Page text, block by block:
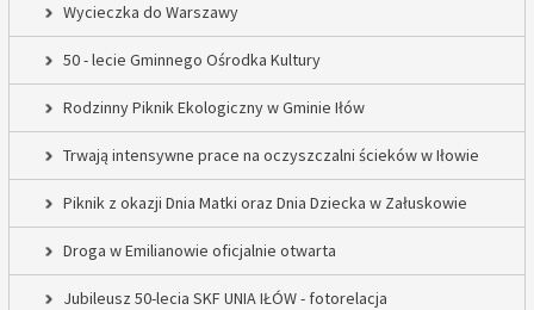
Wycieczka do Warszawy
50 - lecie Gminnego Ośrodka Kultury
Rodzinny Piknik Ekologiczny w Gminie Iłów
Trwają intensywne prace na oczyszczalni ścieków w Iłowie
Piknik z okazji Dnia Matki oraz Dnia Dziecka w Załuskowie
Droga w Emilianowie oficjalnie otwarta
Jubileusz 50-lecia SKF UNIA IŁÓW - fotorelacja